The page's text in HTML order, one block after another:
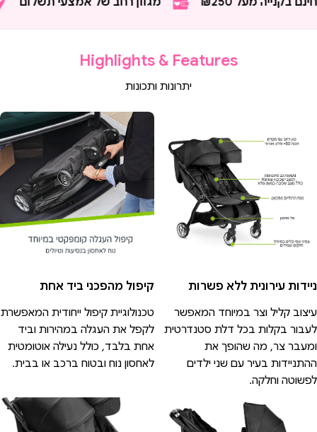
Highlights & Features
יתרונות ותכונות
ניידות עירונית ללא פשרות
עיצוב קליל וצר במיוחד המאפשר
לעבור בקלות בכל דלת סטנדרטית
ומעבר צר, מה שהופך את
ההתניידות בעיר עם שני ילדים
לפשוטה וחלקה.
קיפול מהפכני ביד אחת
טכנולוגיית קיפול ייחודית המאפשרת
לקפל את העגלה במהירות וביד
אחת בלבד, כולל נעילה אוטומטית
לאחסון נוח ובטוח ברכב או בבית.